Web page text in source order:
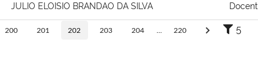
JULIO ELOISIO BRANDAO DA SILVA
200 201 202 203 204 220 5